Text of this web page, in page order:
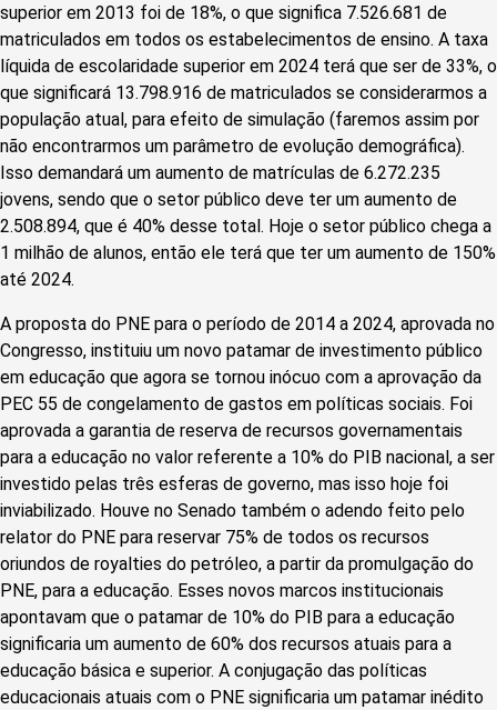
superior em 2013 foi de 18%, o que significa 7.526.681 de
matriculados em todos os estabelecimentos de ensino. A taxa
líquida de escolaridade superior em 2024 terá que ser de 33%, o
que significará 13.798.916 de matriculados se considerarmos a
população atual, para efeito de simulação (faremos assim por
não encontrarmos um parâmetro de evolução demográfica).
Isso demandará um aumento de matrículas de 6.272.235
jovens, sendo que o setor público deve ter um aumento de
2.508.894, que é 40% desse total. Hoje o setor público chega a
1 milhão de alunos, então ele terá que ter um aumento de 150%
até 2024.
A proposta do PNE para o período de 2014 a 2024, aprovada no
Congresso, instituiu um novo patamar de investimento público
em educação que agora se tornou inócuo com a aprovação da
PEC 55 de congelamento de gastos em políticas sociais. Foi
aprovada a garantia de reserva de recursos governamentais
para a educação no valor referente a 10% do PIB nacional, a ser
investido pelas três esferas de governo, mas isso hoje foi
inviabilizado. Houve no Senado também o adendo feito pelo
relator do PNE para reservar 75% de todos os recursos
oriundos de royalties do petróleo, a partir da promulgação do
PNE, para a educação. Esses novos marcos institucionais
apontavam que o patamar de 10% do PIB para a educação
significaria um aumento de 60% dos recursos atuais para a
educação básica e superior. A conjugação das políticas
educacionais atuais com o PNE significaria um patamar inédito